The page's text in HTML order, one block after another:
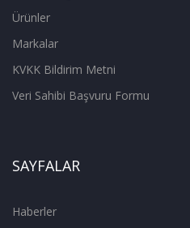
Ürünler
Markalar
KVKK Bildirim Metni
Veri Sahibi Başvuru Formu
SAYFALAR
Haberler